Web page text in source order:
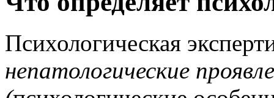
Психологическая
непатологические